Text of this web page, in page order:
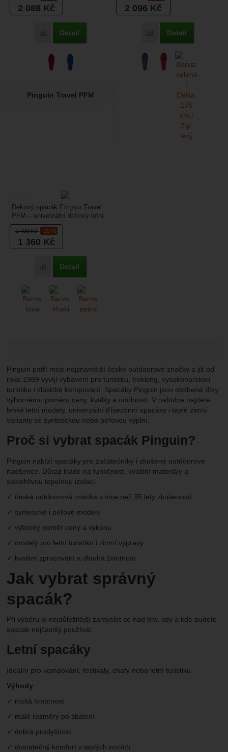
2 088 Kč
Přidat 'Pinguin Comfort Lady PFM' k porovnání
Detail
2 096 Kč
Přidat 'Pinguin Comfort
Detail
Pinguin Travel PFM
1 700Kč -20 %
1 360 Kč
Přidat 'Pinguin Travel PFM' k porovnání
Detail
Dekový spacák Pinguin Travel
PFM – univerzální dekový letní
spacák by neměl chybět na
žádně chatě, ať...
Pinguin patří mezi nejznámější české outdoorové značky a již od
roku 1989 vyvíjí vybavení pro turistiku, trekking, vysokohorskou
turistiku i klasické kempování. Spacáky Pinguin jsou oblíbené díky
výbornému poměru ceny, kvality a odolnosti. V nabídce najdete
lehké letní modely, univerzální třísezónní spacáky i teplé zimní
varianty se syntetickou nebo péřovou výplní.
Proč si vybrat spacák Pinguin?
Pinguin nabízí spacáky pro začátečníky i zkušené outdoorové
nadšence. Důraz klade na funkčnost, kvalitní materiály a
spolehlivou tepelnou izolaci.
✓ česká outdoorová značka s více než 35 lety zkušeností
✓ syntetické i péřové modely
✓ výborný poměr ceny a výkonu
✓ modely pro letní turistiku i zimní výpravy
✓ kvalitní zpracování a dlouhá životnost
Jak vybrat správný
spacák?
Při výběru je nejdůležitější zamyslet se nad tím, kdy a kde budete
spacák nejčastěji používat.
Letní spacáky
Ideální pro kempování, festivaly, chaty nebo letní turistiku.
Výhody
✓ nízká hmotnost
✓ malé rozměry po sbalení
✓ dobrá prodyšnost
✓ dostatečný komfort v teplých nocích